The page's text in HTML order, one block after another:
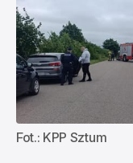
Fot.: KPP Sztum